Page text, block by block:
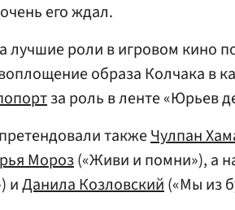
его ждал.
лучшие роли в игровом кино
образа Колчака в
за роль в ленте «Юрьев
такжеЧулпан
Мороз(«Живи и помни»), а
иДанила Козловский(«Мы из